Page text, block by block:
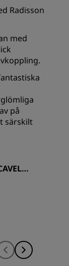
Radisson
med
på
särskilt